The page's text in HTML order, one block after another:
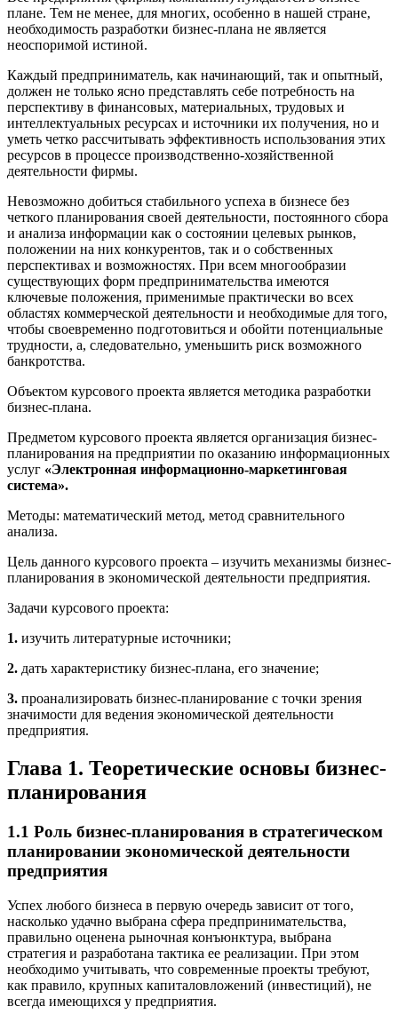
плане. Тем не менее, для многих, особенно в нашей стране,
необходимость разработки бизнес-плана не является
неоспоримой истиной.
Каждый предприниматель, как начинающий, так и опытный,
должен не только ясно представлять себе потребность на
перспективу в финансовых, материальных, трудовых и
интеллектуальных ресурсах и источники их получения, но и
уметь четко рассчитывать эффективность использования этих
ресурсов в процессе произ­водственно-хозяйственной
деятельности фирмы.
Невозможно добиться стабильного успеха в бизнесе без
четкого планирования своей деятельности, постоянного сбора
и анализа информации как о состоянии целевых рынков,
положении на них конкурентов, так и о собственных
перспективах и возможностях. При всем многообразии
существующих форм предпринима­тельства имеются
ключевые положения, применимые практически во всех
областях коммерческой деятельности и необходимые для того,
чтобы своевременно подготовиться и обойти потенциальные
трудности, а, следовательно, уменьшить риск возможного
банкрот­ства.
Объектом курсового проекта является методика разработки
бизнес-плана.
Предметом курсового проекта является организация бизнес-
планирования на предприятии по оказанию информационных
услуг «Электронная информационно-маркетинговая
система».
Методы: математический метод, метод сравнительного
анализа.
Цель данного курсового проекта – изучить механизмы бизнес-
планирования в экономической деятельности предприятия.
Задачи курсового проекта:
1. изучить литературные источники;
2. дать характеристику бизнес-плана, его значение;
3. проанализировать бизнес-планирование с точки зрения
значимости для ведения экономической деятельности
предприятия.
Глава 1. Теоретические основы бизнес-
планирования
1.1 Роль бизнес-планирования в стратегическом
планировании экономической деятельности
предприятия
Успех любого бизнеса в первую очередь зависит от того,
насколько удачно выбрана сфера предпринимательства,
правильно оценена рыночная конъюнктура, выбрана
стратегия и разработана тактика ее реализации. При этом
необходимо учитывать, что современные проекты требуют,
как правило, крупных капиталовложений (инвестиций), не
всегда имеющихся у предприятия.